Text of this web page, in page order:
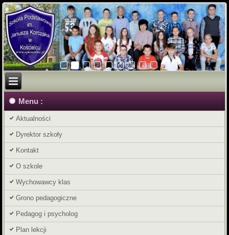
Menu :
Aktualności
Dyrektor szkoły
Kontakt
O szkole
Wychowawcy klas
Grono pedagogiczne
Pedagog i psycholog
Plan lekcji